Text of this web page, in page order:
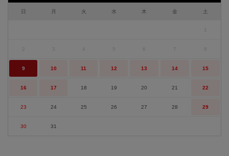
日 月 火 水 木 金 土
5 7
9 10 11 12 13 14 15
16 17 18 19 20 21 22
23 24 25 26 27 28 29
30 31